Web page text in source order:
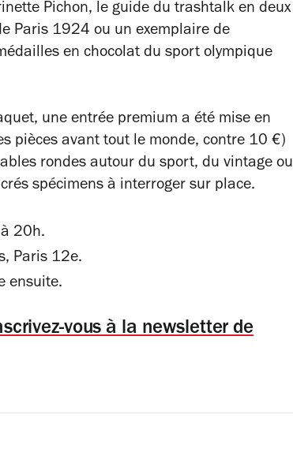
Pichon, le guide du trashtalk en deux
Paris 1924 ou un exemplaire de
en chocolat du sport olympique
une entrée premium a été mise en
pièces avant tout le monde, contre 10 €)
rondes autour du sport, du vintage ou
spécimens à interroger sur place.
20h.
Paris 12e.
ensuite.
vous à la newsletter de